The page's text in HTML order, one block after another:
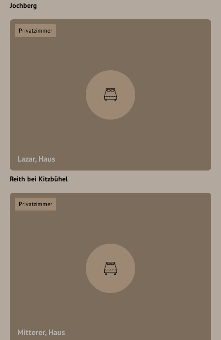
Jochberg
Lazar, Haus
Privatzimmer
Reith bei Kitzbühel
Mitterer, Haus
Privatzimmer